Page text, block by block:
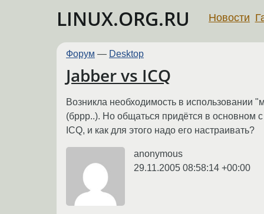
LINUX.ORG.RU Новости
Форум — Desktop
Jabber vs ICQ
Возникла необходимость в использовании
(бррр..). Но общаться придётся в основном
ICQ, и как для этого надо его настраивать?
anonymous
29.11.2005 08:58:14 +00:00